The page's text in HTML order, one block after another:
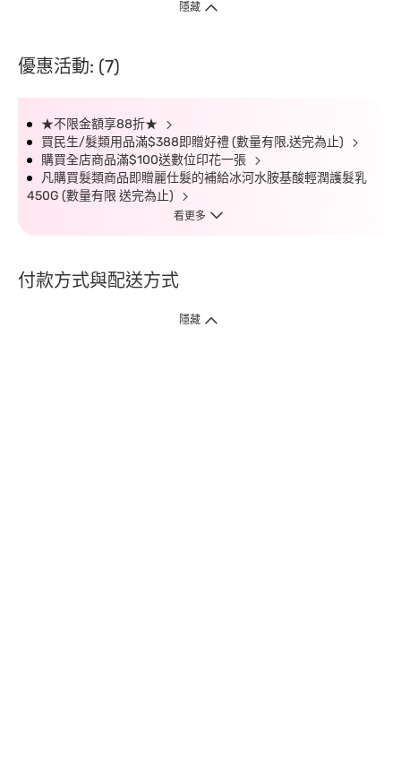
隱藏
優惠活動: (7)
★不限金額享88折★
買民生/髮類用品滿$388即贈好禮 (數量有限,送完為止)
購買全店商品滿$100送數位印花一張
凡購買髮類商品即贈麗仕髮的補給冰河水胺基酸輕潤護髮乳
450G (數量有限 送完為止)
看更多
付款方式與配送方式
隱藏